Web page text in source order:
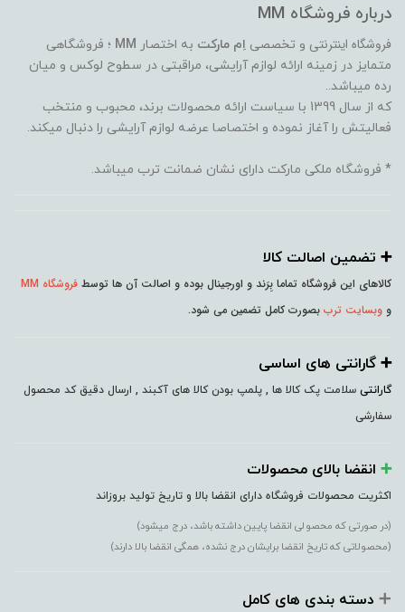
درباره فروشگاه MM
فروشگاه اینترنتی و تخصصی اِم مارکت به اختصار MM ؛ فروشگاهی
متمایز در زمینه ارائه لوازم آرایشی، مراقبتی در سطوح لوکس و میان
رده میباشد..
که از سال 1399 با سیاست ارائه محصولات برند، محبوب و منتخب
فعالیتش را آغاز نموده و اختصاصا عرضه لوازم آرایشی را دنبال میکند.
* فروشگاه ملکی مارکت دارای نشان ضمانت ترب میباشد.
➕️ تضمین اصالت کالا
کالاهای این فروشگاه تماما بِرَند و اورجینال بوده و اصالت آن ها توسط فروشگاه MM
و وبسایت ترب بصورت کامل تضمین می شود.
➕️ گارانتی های اساسی
گارانتی سلامت پک کالا ها , پلمپ بودن کالا های آکبند , ارسال دقیق کد محصول
سفارشی
➕️ انقضا بالای محصولات
اکثریت محصولات فروشگاه دارای انقضا بالا و تاریخ تولید بروزاند
(در صورتی که محصولی انقضا پایین داشته باشد، درج میشود)
(محصولاتی که تاریخ انقضا برایشان درج نشده، همگی انقضا بالا دارند)
➕️ دسته بندی های کامل